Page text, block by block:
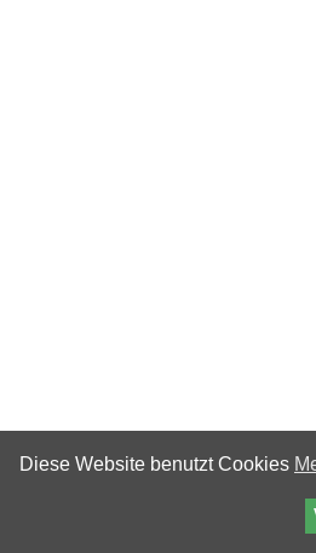
Diese Website benutzt Cookies